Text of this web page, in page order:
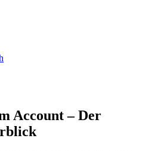
Account – Der